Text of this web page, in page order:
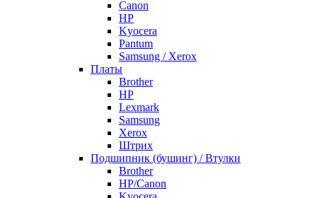
Canon
HP
Kyocera
Pantum
Samsung / Xerox
Платы
Brother
HP
Lexmark
Samsung
Xerox
Штрих
Подшипник (бушинг) / Втулки
Brother
HP/Canon